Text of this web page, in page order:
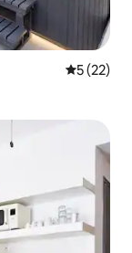
5 av 5 i
5 (22)